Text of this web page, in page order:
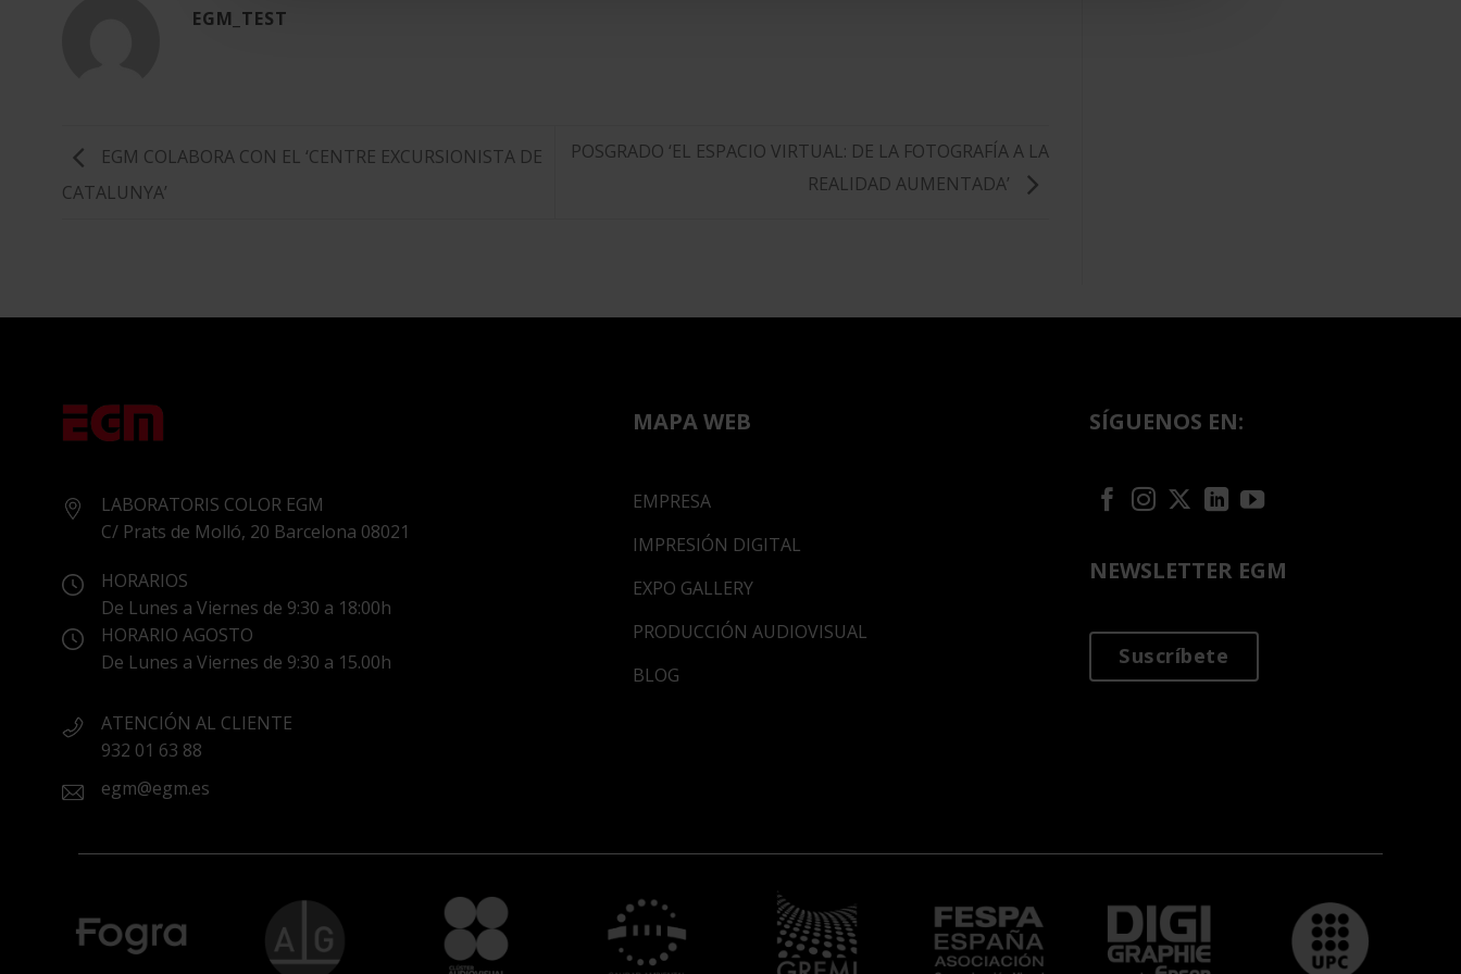
EGM_TEST
EGM COLABORA CON EL ‘CENTRE EXCURSIONISTA DE
CATALUNYA’
POSGRADO ‘EL ESPACIO VIRTUAL: DE LA FOTOGRAFÍA A LA
REALIDAD AUMENTADA’
LABORATORIS COLOR EGM
C/ Prats de Molló, 20 Barcelona 08021
HORARIOS
De Lunes a Viernes de 9:30 a 18:00h
HORARIO AGOSTO
De Lunes a Viernes de 9:30 a 15.00h
ATENCIÓN AL CLIENTE
932 01 63 88
egm@egm.es
MAPA WEB
EMPRESA
IMPRESIÓN DIGITAL
EXPO GALLERY
PRODUCCIÓN AUDIOVISUAL
BLOG
SÍGUENOS EN:
NEWSLETTER EGM
Suscríbete